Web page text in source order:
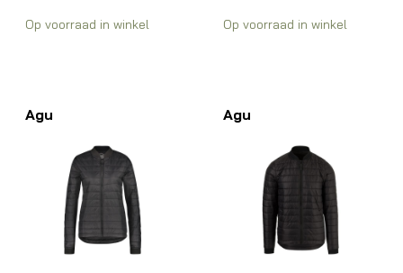
Op voorraad in winkel Op voorraad in winkel
Agu Agu